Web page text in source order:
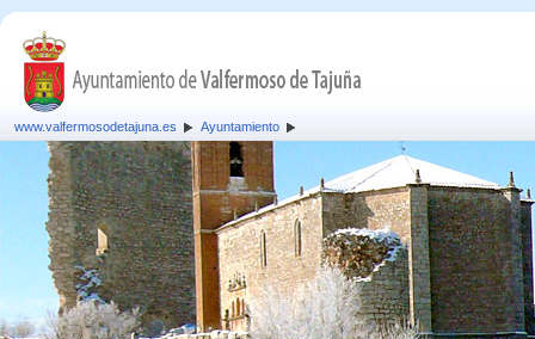
www.valfermosodetajuna.es Ayuntamiento